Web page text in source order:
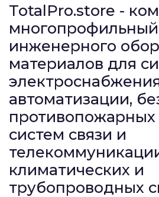
TotalPro.store -
инженерного
материалов для
автоматизации,
противопожарных
систем связи и
климатических и
трубопроводных